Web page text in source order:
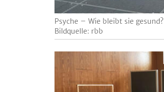
Psyche – Wie bleibt sie gesund?
Bildquelle: rbb